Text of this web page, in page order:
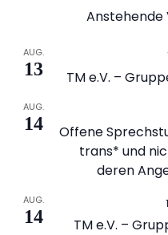
AUG.
13 TM e.V. –
AUG.
14
Offene
trans* und
deren
AUG.
14 TM e.V. –